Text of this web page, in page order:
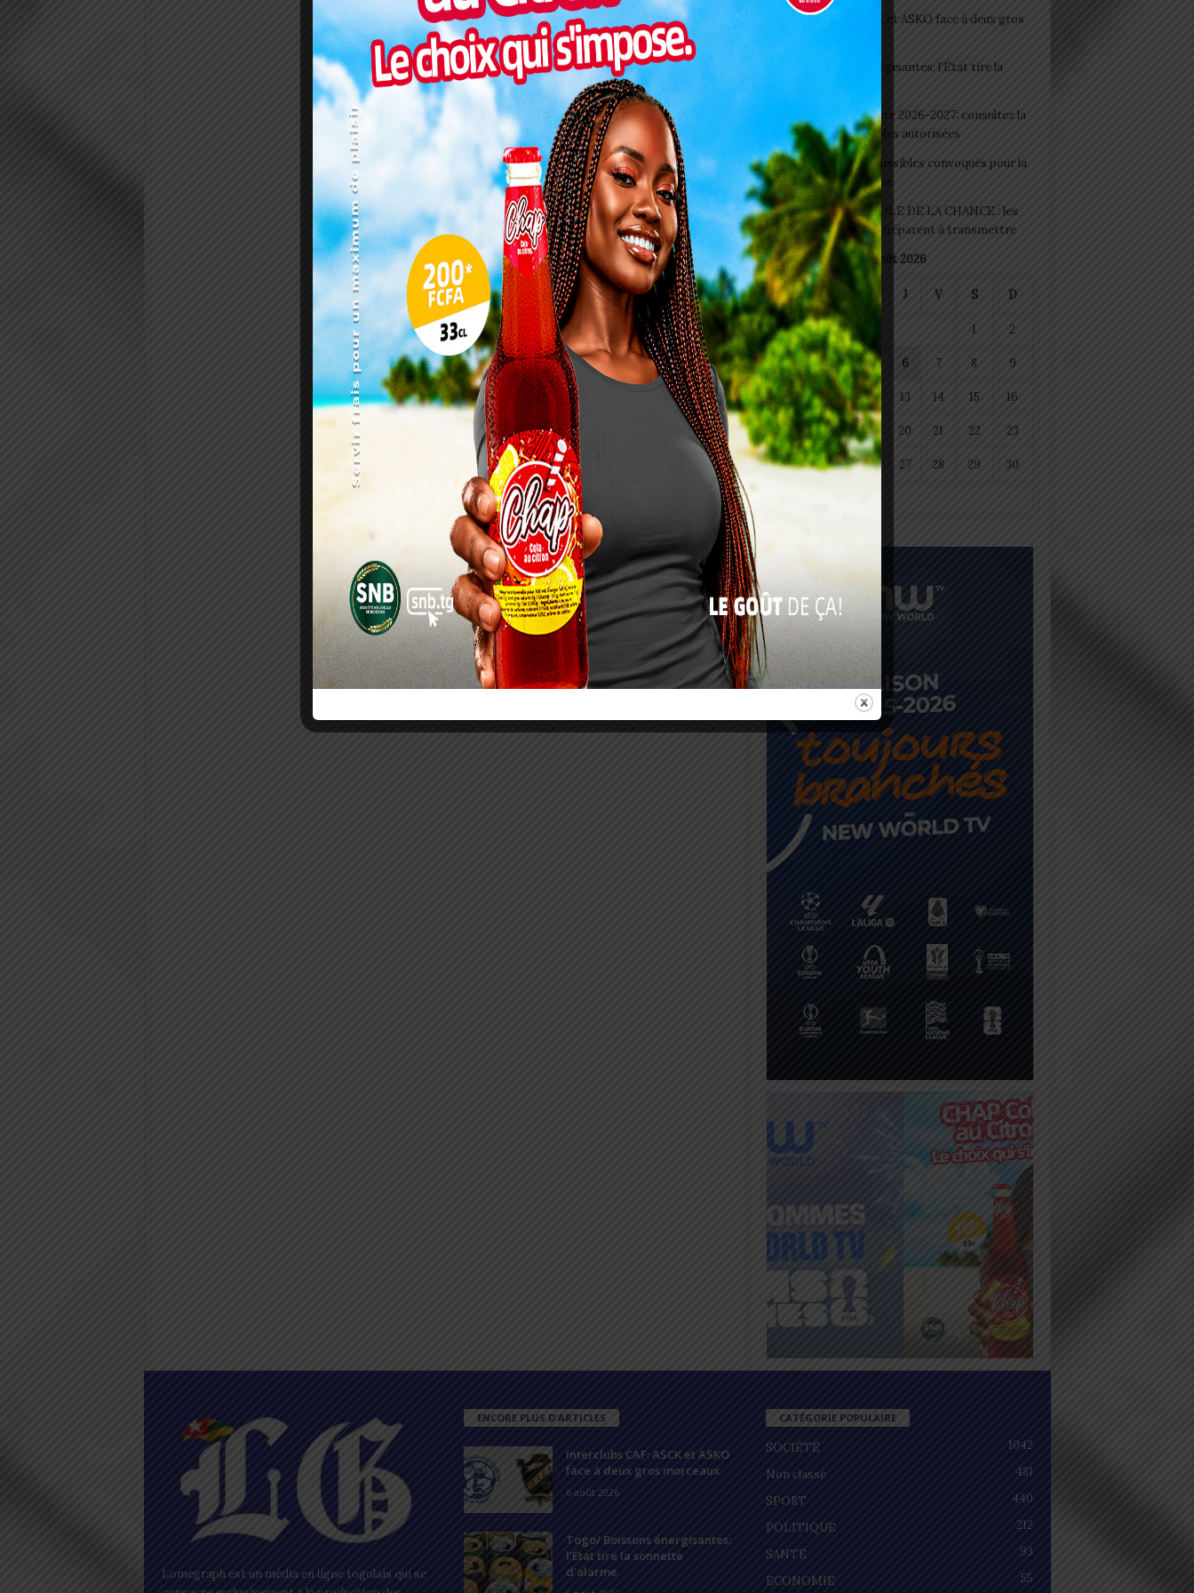
Interclubs CAF: ASCK et ASKO face à deux gros
Togo/ Boissons énergisantes: l’État tire la
Togo/ Rentrée scolaire 2026-2027: consultez la
liste officielle des écoles autorisées
ESSAL 2026 : les admissibles convoqués pour la
visite médicale à Lomé
SWEDD+ Togo / ECOLE DE LA CHANCE : les
maitres-artisans se préparent à transmettre
août 2026
L M M J V S D
1 2
3 4 5 6 7 8 9
10 11 12 13 14 15 16
17 18 19 20 21 22 23
24 25 26 27 28 29 30
Lomegraph est un média en ligne togolais qui se
ENCORE PLUS D'ARTICLES
Interclubs CAF: ASCK et ASKO
face à deux gros morceaux
6 août 2026
Togo/ Boissons énergisantes:
l’État tire la sonnette
d’alarme
CATÉGORIE POPULAIRE
SOCIÉTÉ
1042
Non classé
481
SPORT
440
POLITIQUE
212
SANTÉ
93
ECONOMIE
55